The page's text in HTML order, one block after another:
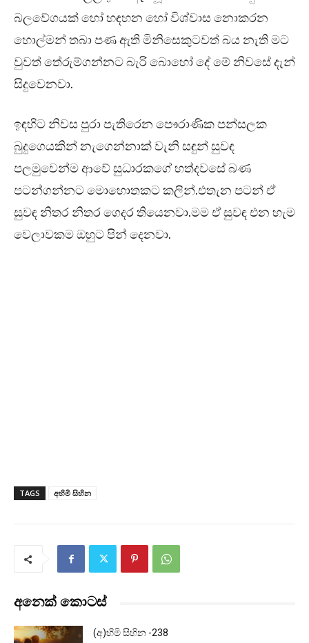
බලවේගයක් හෝ හඳහන හෝ විශ්වාස නොකරන
හොල්මන් තබා පණ ඇති මිනිසෙකුටවත් බය නැති මට
වුවත් තේරුම්ගන්නට බැරි බොහෝ දේ මේ නිවසේ දැන්
සිදුවෙනවා.
ඉඳහිට නිවස පුරා පැතිරෙන පෞරාණික පන්සලක
බුදුගෙයකින් නැගෙන්නාක් වැනි සඳුන් සුවඳ
පලමුවෙන්ම ආවේ සුධාරකගේ හත්දවසේ බණ
පටන්ගන්නට මොහොතකට කලින්.එතැන පටන් ඒ
සුවඳ නිතර නිතර ගෙදර තියෙනවා.මම ඒ සුවඳ එන හැම
වෙලාවකම ඔහුට පින් දෙනවා.
TAGS අහිමි සිහින
අනෙක් කොටස්
(අ)හිමි සිහින -238